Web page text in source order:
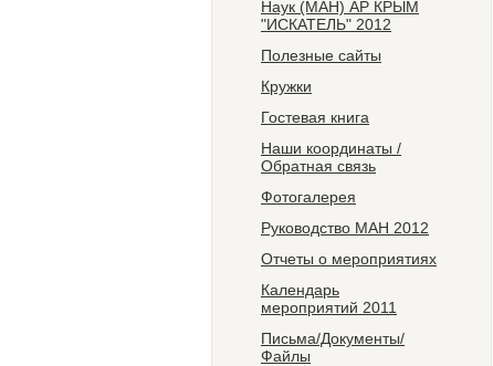
Наук (МАН) АР КРЫМ
"ИСКАТЕЛЬ" 2012
Полезные сайты
Кружки
Гостевая книга
Наши координаты /
Обратная связь
Фотогалерея
Руководство МАН 2012
Отчеты о мероприятиях
Календарь
мероприятий 2011
Письма/Документы/
Файлы